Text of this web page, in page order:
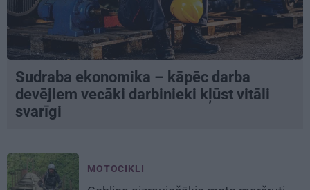
Sudraba ekonomika – kāpēc darba
devējiem vecāki darbinieki kļūst vitāli
svarīgi
MOTOCIKLI